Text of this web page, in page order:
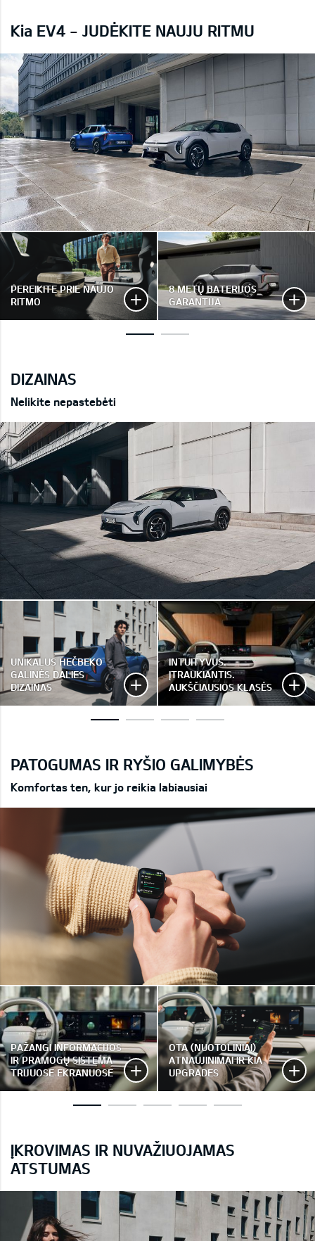
Kia EV4 - JUDĖKITE NAUJU RITMU
PEREIKITE PRIE NAUJO
RITMO
8 METŲ BATERIJOS
GARANTIJA
DIZAINAS
Nelikite nepastebėti
UNIKALUS HEČBEKO
GALINĖS DALIES
DIZAINAS
INTUITYVUS.
ĮTRAUKIANTIS.
AUKŠČIAUSIOS KLASĖS
PATOGUMAS IR RYŠIO GALIMYBĖS
Komfortas ten, kur jo reikia labiausiai
PAŽANGI INFORMACIJOS
IR PRAMOGŲ SISTEMA
TRIJUOSE EKRANUOSE
OTA (NUOTOLINIAI)
ATNAUJINIMAI IR KIA
UPGRADES
ĮKROVIMAS IR NUVAŽIUOJAMAS
ATSTUMAS